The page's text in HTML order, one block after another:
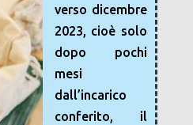
verso dicembre
2023, cioè solo
dopo pochi
mesi
dall’incarico
conferito, il